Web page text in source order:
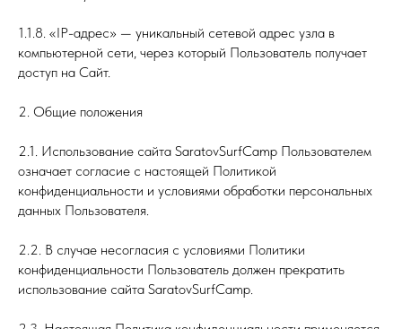
1.1.8. «IP-адрес» — уникальный сетевой адрес узла в
компьютерной сети, через который Пользователь получает
доступ на Сайт.
2. Общие положения
2.1. Использование сайта SaratovSurfCamp Пользователем
означает согласие с настоящей Политикой
конфиденциальности и условиями обработки персональных
данных Пользователя.
2.2. В случае несогласия с условиями Политики
конфиденциальности Пользователь должен прекратить
использование сайта SaratovSurfCamp.